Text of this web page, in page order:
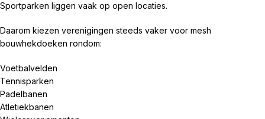
Sportparken liggen vaak op open locaties.
Daarom kiezen verenigingen steeds vaker voor mesh
bouwhekdoeken rondom:
Voetbalvelden
Tennisparken
Padelbanen
Atletiekbanen